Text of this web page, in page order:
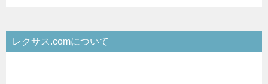
レクサス.comについて